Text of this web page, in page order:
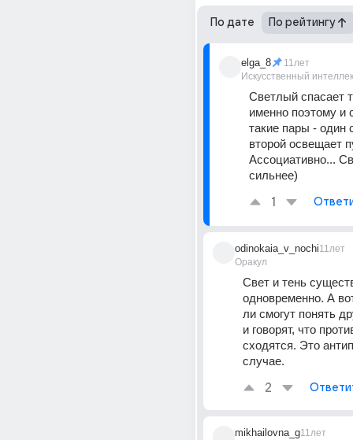
По дате По рейтингу
elga_8
Искусственный
11лет
Светлый спасает
именно поэтому и
такие пары - один
второй освещает
Ассоциативно...
сильнее)
1
odinokaia_v_nochi
Оракул
11лет
Свет и тень
одновременно. А
ли смогут понять
и говорят, что
сходятся. Это
случае.
2
mikhailovna_g11лет